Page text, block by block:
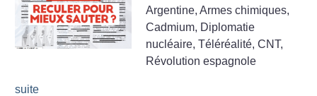
Argentine, Armes chimiques,
Cadmium, Diplomatie
nucléaire, Téléréalité, CNT,
Révolution espagnole
suite